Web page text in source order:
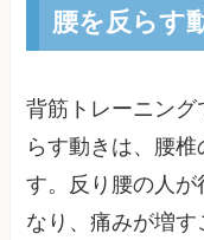
腰を反らす
背筋トレーニング
らす動きは、腰
す。反り腰の人が
なり、痛みが増